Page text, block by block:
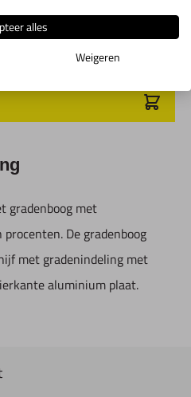
gradenboog met
De gradenboog
met gradenindeling met
aluminium plaat.
alles
Weigeren